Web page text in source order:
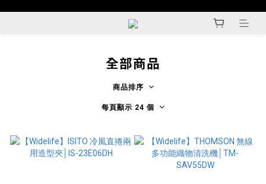
全部商品
商品排序
每頁顯示 24 個